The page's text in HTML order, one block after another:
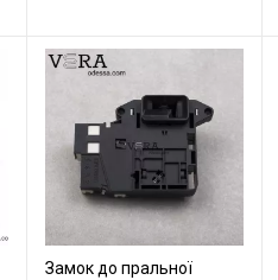
Замок до пральної